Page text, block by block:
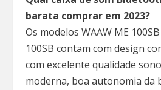
barata comprar em 2023?
Os modelos WAAW ME
100SB contam com design
com excelente qualidade
moderna, boa autonomia da